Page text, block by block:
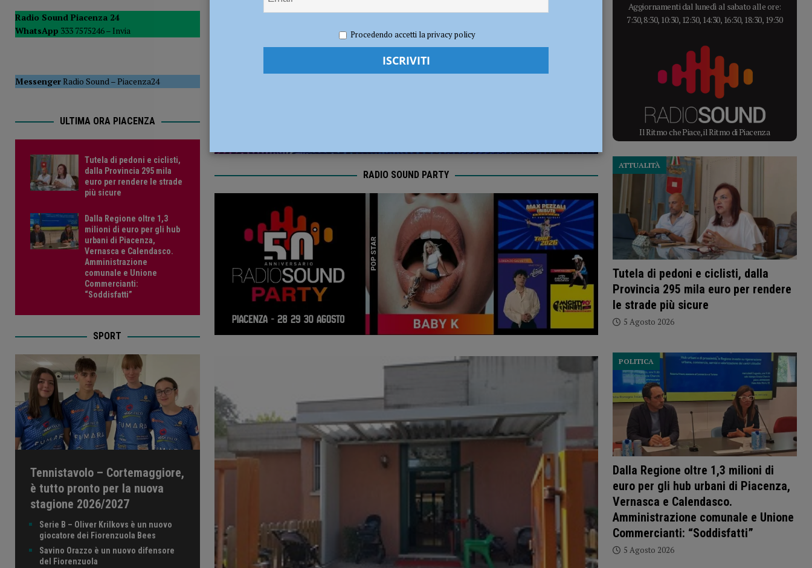
del Consiglio POLITICA
[ 5 Agosto 2026 ] Tutela di pedoni e ciclisti, dalla Provincia 295 mila euro per rendere le strade più sicure ATTUALITÀ
Attualità,Notizie
RADIO SOUND PARTY
Radio Sound Piacenza 24
WhatsApp 333 7575246 – Invia
MessengerRadio Sound–Piacenza24
ULTIMA ORA PIACENZA
Tutela di pedoni e ciclisti,
dalla Provincia 295 mila
euro per rendere le strade
più sicure
Dalla Regione oltre 1,3
milioni di euro per gli hub
urbani di Piacenza,
Vernasca e Calendasco.
Amministrazione
comunale e Unione
Commercianti:
“Soddisfatti”
SPORT
Tennistavolo – Cortemaggiore,
è tutto pronto per la nuova
stagione 2026/2027
Serie B – Oliver Krilkovs è un nuovo
giocatore dei Fiorenzuola Bees
Savino Orazzo è un nuovo difensore
del Fiorenzuola
Aggiornamenti dal lunedì al sabato alle ore:
7:30, 8:30, 10:30, 12:30, 14:30, 16:30, 18:30, 19:30
Il Ritmo che Piace, il Ritmo di Piacenza
Tutela di pedoni e ciclisti, dalla
Provincia 295 mila euro per rendere
le strade più sicure
ATTUALITÀ
5 Agosto 2026
Dalla Regione oltre 1,3 milioni di
euro per gli hub urbani di Piacenza,
Vernasca e Calendasco.
Amministrazione comunale e Unione
Commercianti: “Soddisfatti”
POLITICA
5 Agosto 2026
Procedendo accetti la privacy policy